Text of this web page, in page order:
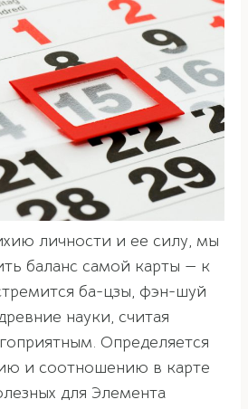
личности и ее силу, мы
баланс самой карты — к
ба-цзы, фэн-шуй
науки, считая
Определяется
и соотношению в карте
для Элемента